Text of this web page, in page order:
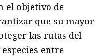
el objetivo de
que su mayor
las rutas del
entre